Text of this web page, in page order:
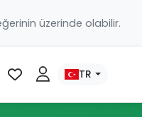
üzerinde olabilir.
TR